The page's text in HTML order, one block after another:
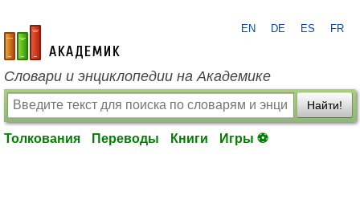
academic.ru
EN DE ES FR
Словари и энциклопедии на Академике
Найти!
Толкования Переводы Книги Игры ⚽